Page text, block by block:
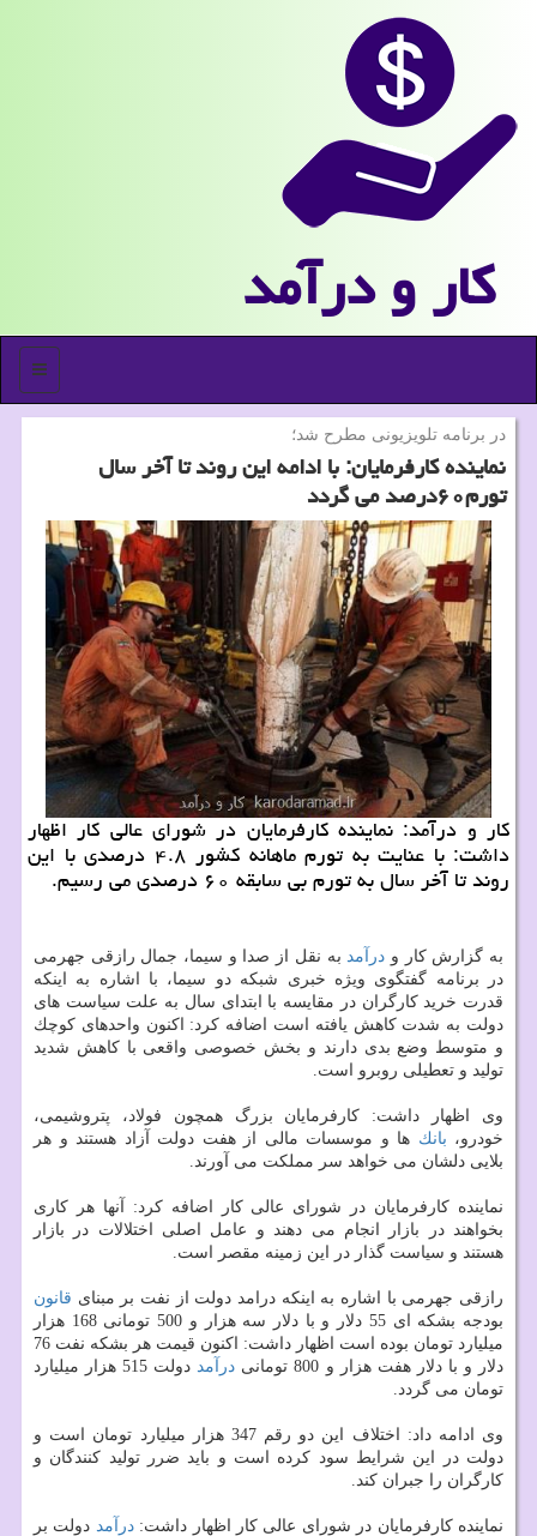
كار و درآمد
منو
در برنامه تلویزیونی مطرح شد؛
نماینده كارفرمایان: با ادامه این روند تا آخر سال
تورم۶۰درصد می گردد
كار و درآمد: نماینده كارفرمایان در شورای عالی كار اظهار
داشت: با عنایت به تورم ماهانه كشور ۴.۸ درصدی با این
روند تا آخر سال به تورم بی سابقه ۶۰ درصدی می رسیم.
به گزارش كار و درآمدبه نقل از صدا و سیما، جمال رازقی جهرمی
در برنامه گفتگوی ویژه خبری شبكه دو سیما، با اشاره به اینكه
قدرت خرید كارگران در مقایسه با ابتدای سال به علت سیاست های
دولت به شدت كاهش یافته است اضافه كرد: اكنون واحدهای كوچك
و متوسط وضع بدی دارند و بخش خصوصی واقعی با كاهش شدید
تولید و تعطیلی روبرو است.
وی اظهار داشت: كارفرمایان بزرگ همچون فولاد، پتروشیمی،
خودرو، بانك ها و موسسات مالی از هفت دولت آزاد هستند و هر
بلایی دلشان می خواهد سر مملكت می آورند.
نماینده كارفرمایان در شورای عالی كار اضافه كرد: آنها هر كاری
بخواهند در بازار انجام می دهند و عامل اصلی اختلالات در بازار
هستند و سیاست گذار در این زمینه مقصر است.
رازقی جهرمی با اشاره به اینكه درامد دولت از نفت بر مبنای قانون
بودجه بشكه ای 55 دلار و با دلار سه هزار و 500 تومانی 168 هزار
میلیارد تومان بوده است اظهار داشت: اكنون قیمت هر بشكه نفت 76
دلار و با دلار هفت هزار و 800 تومانی
درآمد
دولت 515 هزار میلیارد
تومان می گردد.
وی ادامه داد: اختلاف این دو رقم 347 هزار میلیارد تومان است و
دولت در این شرایط سود كرده است و باید ضرر تولید كنندگان و
كارگران را جبران كند.
نماینده كارفرمایان در شورای عالی كار اظهار داشت:درآمد دولت بر